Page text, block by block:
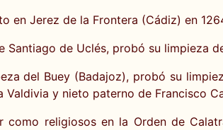
en Jerez de la Frontera (Cádiz) en
de Uclés, probó su limpieza
del Buey (Badajoz), probó su
y nieto paterno de Francisco
como religiosos en la Orden de